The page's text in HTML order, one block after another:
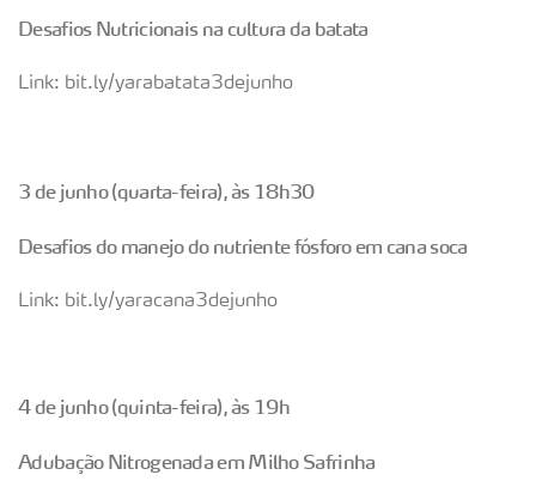
Desafios Nutricionais na cultura da batata
Link: bit.ly/yarabatata3dejunho
3 de junho (quarta-feira), às 18h30
Desafios do manejo do nutriente fósforo em cana soca
Link: bit.ly/yaracana3dejunho
4 de junho (quinta-feira), às 19h
Adubação Nitrogenada em Milho Safrinha